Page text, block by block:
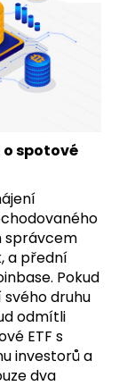
spotové
správcem
a přední
Pokud
druhu
odmítli
ETF s
investorů a
dva